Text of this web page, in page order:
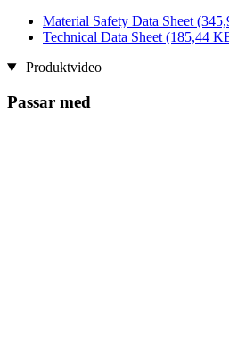
Material Safety Data Sheet
Technical Data Sheet (185,44
Produktvideo
Passar med